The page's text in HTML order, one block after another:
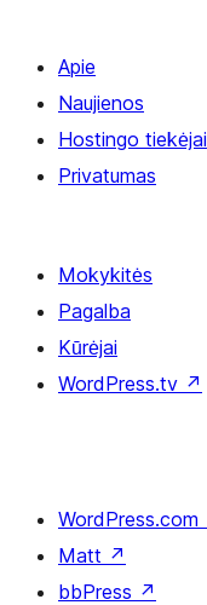
Apie
Naujienos
Hostingo tiekėjai
Privatumas
Mokykitės
Pagalba
Kūrėjai
WordPress.tv ↗
WordPress.com
Matt ↗
bbPress ↗